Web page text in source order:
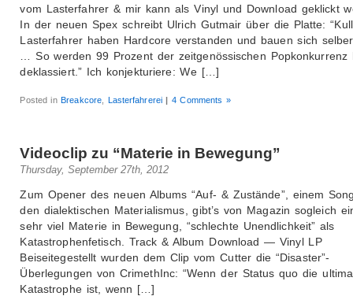
vom Lasterfahrer & mir kann als Vinyl und Download geklickt
In der neuen Spex schreibt Ulrich Gutmair über die Platte:
Lasterfahrer haben Hardcore verstanden und bauen sich
… So werden 99 Prozent der zeitgenössischen Popkonkurrenz
deklassiert.” Ich konjekturiere: We […]
Posted inBreakcore Lasterfahrerei | 4 Comments »
Videoclip zu “Materie in Bewegung”
Thursday, September 27th, 2012
Zum Opener des neuen Albums “Auf- & Zustände”, einem
den dialektischen Materialismus, gibt’s von Magazin sogleich
sehr viel Materie in Bewegung, “schlechte Unendlichkeit” als
Katastrophenfetisch. Track & Album Download — Vinyl LP
Beiseitegestellt wurden dem Clip vom Cutter die “Disaster”-
Überlegungen von CrimethInc: “Wenn der Status quo die
Katastrophe ist, wenn […]